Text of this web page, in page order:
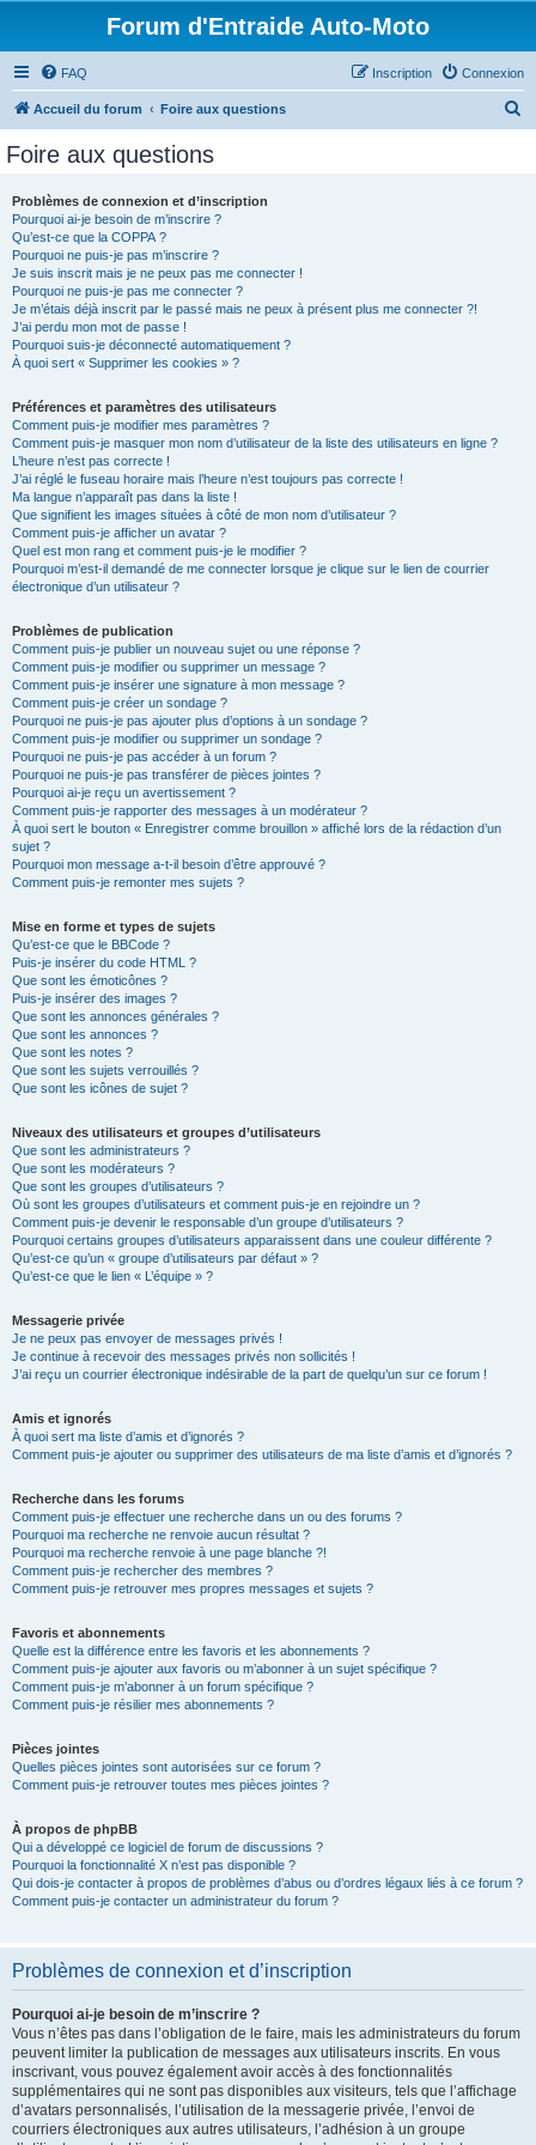
Forum d'Entraide Auto-Moto
FAQ Connexion
Inscription
Accueil du forum Foire aux questions
Foire aux questions
Problèmes de connexion et d’inscription
Pourquoi ai-je besoin de m’inscrire ?
Qu’est-ce que la COPPA ?
Pourquoi ne puis-je pas m’inscrire ?
Je suis inscrit mais je ne peux pas me connecter !
Pourquoi ne puis-je pas me connecter ?
Je m’étais déjà inscrit par le passé mais ne peux à présent plus me connecter ?!
J’ai perdu mon mot de passe !
Pourquoi suis-je déconnecté automatiquement ?
À quoi sert « Supprimer les cookies » ?
Préférences et paramètres des utilisateurs
Comment puis-je modifier mes paramètres ?
Comment puis-je masquer mon nom d’utilisateur de la liste des utilisateurs en ligne ?
L’heure n’est pas correcte !
J’ai réglé le fuseau horaire mais l’heure n’est toujours pas correcte !
Ma langue n’apparaît pas dans la liste !
Que signifient les images situées à côté de mon nom d’utilisateur ?
Comment puis-je afficher un avatar ?
Quel est mon rang et comment puis-je le modifier ?
Pourquoi m’est-il demandé de me connecter lorsque je clique sur le lien de courrier
électronique d’un utilisateur ?
Problèmes de publication
Comment puis-je publier un nouveau sujet ou une réponse ?
Comment puis-je modifier ou supprimer un message ?
Comment puis-je insérer une signature à mon message ?
Comment puis-je créer un sondage ?
Pourquoi ne puis-je pas ajouter plus d’options à un sondage ?
Comment puis-je modifier ou supprimer un sondage ?
Pourquoi ne puis-je pas accéder à un forum ?
Pourquoi ne puis-je pas transférer de pièces jointes ?
Pourquoi ai-je reçu un avertissement ?
Comment puis-je rapporter des messages à un modérateur ?
À quoi sert le bouton « Enregistrer comme brouillon » affiché lors de la rédaction d’un
sujet ?
Pourquoi mon message a-t-il besoin d’être approuvé ?
Comment puis-je remonter mes sujets ?
Mise en forme et types de sujets
Qu’est-ce que le BBCode ?
Puis-je insérer du code HTML ?
Que sont les émoticônes ?
Puis-je insérer des images ?
Que sont les annonces générales ?
Que sont les annonces ?
Que sont les notes ?
Que sont les sujets verrouillés ?
Que sont les icônes de sujet ?
Niveaux des utilisateurs et groupes d’utilisateurs
Que sont les administrateurs ?
Que sont les modérateurs ?
Que sont les groupes d’utilisateurs ?
Où sont les groupes d’utilisateurs et comment puis-je en rejoindre un ?
Comment puis-je devenir le responsable d’un groupe d’utilisateurs ?
Pourquoi certains groupes d’utilisateurs apparaissent dans une couleur différente ?
Qu’est-ce qu’un « groupe d’utilisateurs par défaut » ?
Qu’est-ce que le lien « L’équipe » ?
Messagerie privée
Je ne peux pas envoyer de messages privés !
Je continue à recevoir des messages privés non sollicités !
J’ai reçu un courrier électronique indésirable de la part de quelqu’un sur ce forum !
Amis et ignorés
À quoi sert ma liste d’amis et d’ignorés ?
Comment puis-je ajouter ou supprimer des utilisateurs de ma liste d’amis et d’ignorés ?
Recherche dans les forums
Comment puis-je effectuer une recherche dans un ou des forums ?
Pourquoi ma recherche ne renvoie aucun résultat ?
Pourquoi ma recherche renvoie à une page blanche ?!
Comment puis-je rechercher des membres ?
Comment puis-je retrouver mes propres messages et sujets ?
Favoris et abonnements
Quelle est la différence entre les favoris et les abonnements ?
Comment puis-je ajouter aux favoris ou m’abonner à un sujet spécifique ?
Comment puis-je m’abonner à un forum spécifique ?
Comment puis-je résilier mes abonnements ?
Pièces jointes
Quelles pièces jointes sont autorisées sur ce forum ?
Comment puis-je retrouver toutes mes pièces jointes ?
À propos de phpBB
Qui a développé ce logiciel de forum de discussions ?
Pourquoi la fonctionnalité X n’est pas disponible ?
Qui dois-je contacter à propos de problèmes d’abus ou d’ordres légaux liés à ce forum ?
Comment puis-je contacter un administrateur du forum ?
Problèmes de connexion et d’inscription
Pourquoi ai-je besoin de m’inscrire ?
Vous n’êtes pas dans l’obligation de le faire, mais les administrateurs du forum
peuvent limiter la publication de messages aux utilisateurs inscrits. En vous
inscrivant, vous pouvez également avoir accès à des fonctionnalités
supplémentaires qui ne sont pas disponibles aux visiteurs, tels que l’affichage
d’avatars personnalisés, l’utilisation de la messagerie privée, l’envoi de
courriers électroniques aux autres utilisateurs, l’adhésion à un groupe